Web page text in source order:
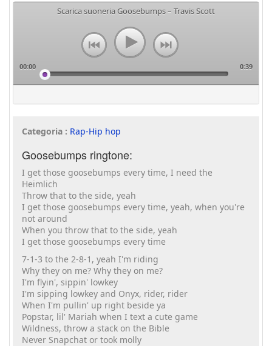
Scarica suoneria Goosebumps – Travis Scott
00:00 0:39
Categoria : Rap-Hip hop
Goosebumps ringtone:
I get those goosebumps every time, I need the
Heimlich
Throw that to the side, yeah
I get those goosebumps every time, yeah, when you're
not around
When you throw that to the side, yeah
I get those goosebumps every time
7-1-3 to the 2-8-1, yeah I'm riding
Why they on me? Why they on me?
I'm flyin', sippin' lowkey
I'm sipping lowkey and Onyx, rider, rider
When I'm pullin' up right beside ya
Popstar, lil' Mariah when I text a cute game
Wildness, throw a stack on the Bible
Never Snapchat or took molly